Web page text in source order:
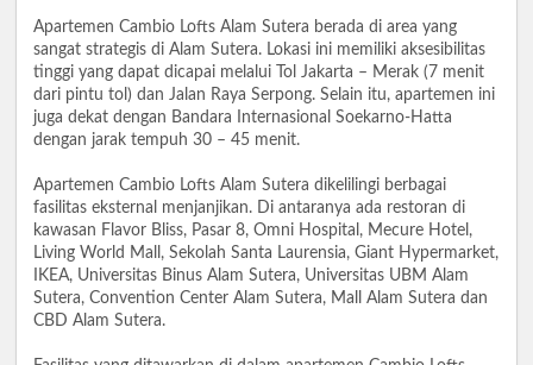
Apartemen Cambio Lofts Alam Sutera berada di area yang
sangat strategis di Alam Sutera. Lokasi ini memiliki aksesibilitas
tinggi yang dapat dicapai melalui Tol Jakarta – Merak (7 menit
dari pintu tol) dan Jalan Raya Serpong. Selain itu, apartemen ini
juga dekat dengan Bandara Internasional Soekarno-Hatta
dengan jarak tempuh 30 – 45 menit.
Apartemen Cambio Lofts Alam Sutera dikelilingi berbagai
fasilitas eksternal menjanjikan. Di antaranya ada restoran di
kawasan Flavor Bliss, Pasar 8, Omni Hospital, Mecure Hotel,
Living World Mall, Sekolah Santa Laurensia, Giant Hypermarket,
IKEA, Universitas Binus Alam Sutera, Universitas UBM Alam
Sutera, Convention Center Alam Sutera, Mall Alam Sutera dan
CBD Alam Sutera.